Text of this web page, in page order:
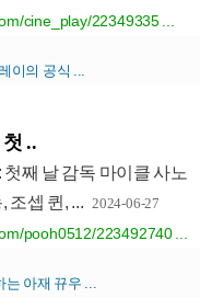
cine_play/22349335 ...
이의 공식 ...
..
째 날 감독 마이클 사노
조셉 퀸, ... 2024-06-27
pooh0512/223492740 ...
는 아재 뀨우 ...